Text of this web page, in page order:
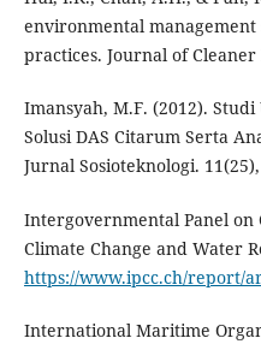
environmental
practices. Journal of
Imansyah, M.F. (2012).
Solusi DAS Citarum Serta
Jurnal Sosioteknologi.
Intergovernmental Panel on
Climate Change and Water
https://www.ipcc.ch/report/
International Maritime